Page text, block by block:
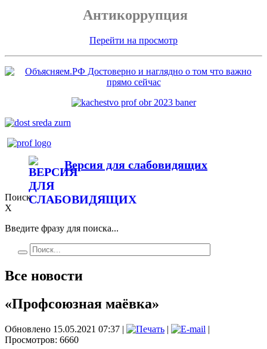
Антикоррупция
Перейти на просмотр
Версия для слабовидящих
Поиск
X
Введите фразу для поиска...
Все новости
«Профсоюзная маёвка»
Обновлено 15.05.2021 07:37 | |
|
Просмотров: 6660